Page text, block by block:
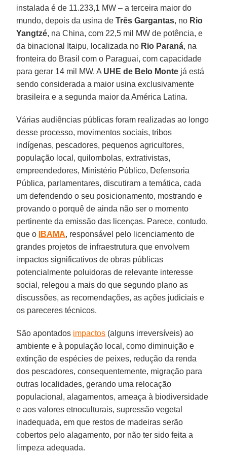
instalada é de 11.233,1 MW – a terceira maior do
mundo, depois da usina deTrês Gargantas, no Rio
Yangtzé, na China, com 22,5 mil MW de potência, e
da binacional Itaipu, localizada no Rio Paraná, na
fronteira do Brasil com o Paraguai, com capacidade
para gerar 14 mil MW. A UHE de Belo Monte já está
sendo considerada a maior usina exclusivamente
brasileira e a segunda maior da América Latina.
Várias audiências públicas foram realizadas ao longo
desse processo, movimentos sociais, tribos
indígenas, pescadores, pequenos agricultores,
população local, quilombolas, extrativistas,
empreendedores, Ministério Público, Defensoria
Pública, parlamentares, discutiram a temática, cada
um defendendo o seu posicionamento, mostrando e
provando o porquê de ainda não ser o momento
pertinente da emissão das licenças. Parece, contudo,
que o
IBAMA, responsável pelo licenciamento de
grandes projetos de infraestrutura que envolvem
impactos significativos de obras públicas
potencialmente poluidoras de relevante interesse
social, relegou a mais do que segundo plano as
discussões, as recomendações, as ações judiciais e
os pareceres técnicos.
São apontados impactos (alguns irreversíveis) ao
ambiente e à população local, como diminuição e
extinção de espécies de peixes, redução da renda
dos pescadores, consequentemente, migração para
outras localidades, gerando uma relocação
populacional, alagamentos, ameaça à biodiversidade
e aos valores etnoculturais, supressão vegetal
inadequada, em que restos de madeiras serão
cobertos pelo alagamento, por não ter sido feita a
limpeza adequada.